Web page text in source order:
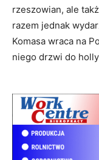
rzeszowian, ale
razem jednak
Komasa wraca na
niego drzwi do